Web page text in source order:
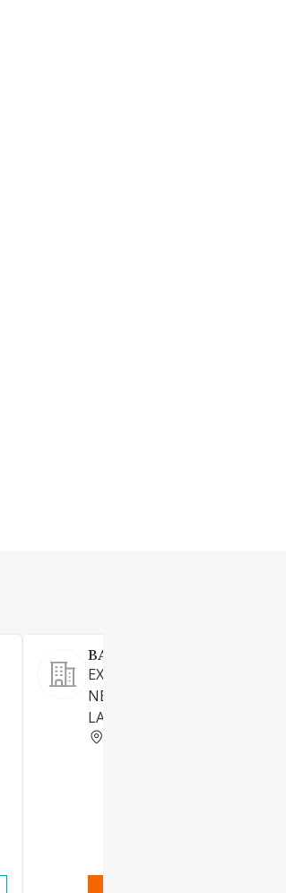
BAR JANDRO SL
EXPLOTACION DE LOCALES Y
NEGOCIOS RELACIONADOS
LA ACTIVIDAD DE LA